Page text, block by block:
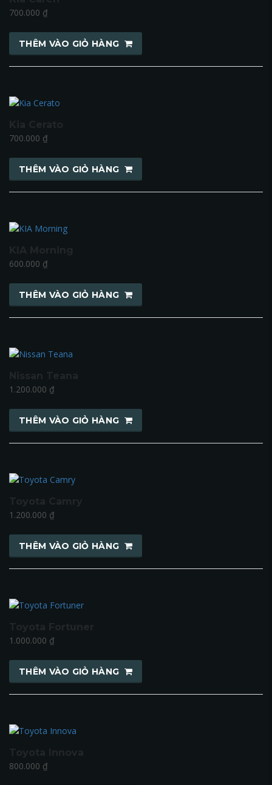
700.000 ₫
THÊM VÀO GIỎ HÀNG
700.000 ₫
THÊM VÀO GIỎ HÀNG
600.000 ₫
THÊM VÀO GIỎ HÀNG
1.200.000 ₫
THÊM VÀO GIỎ HÀNG
1.200.000 ₫
THÊM VÀO GIỎ HÀNG
1.000.000 ₫
THÊM VÀO GIỎ HÀNG
800.000 ₫